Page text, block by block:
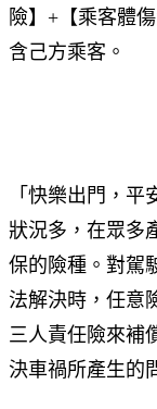
險】+【乘客體
含己方乘客。
「快樂出門，
狀況多，在眾多
保的險種。對駕
法解決時，任意
三人責任險來補
決車禍所產生的